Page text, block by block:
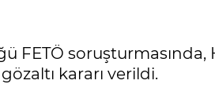
FETÖ soruşturmasında,
kararı verildi.